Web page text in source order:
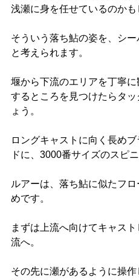
浅瀬に身を任せているのかも
そういう落ち鮎の姿を、シー
と考えられます。
堰から下流のエリアを丁寧
するところを見つけたらタ
ょう。
ロングキャストに向く長め
ドに、3000番サイズのスピ
ルアーは、落ち鮎に似たフ
めです。
まずは上流へ向けてキャス
流へ。
その先に瀬があるように操